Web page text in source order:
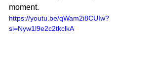
moment.
https://youtu.be/qWam2i8CUIw?
si=Nyw1l9e2c2tkclkA